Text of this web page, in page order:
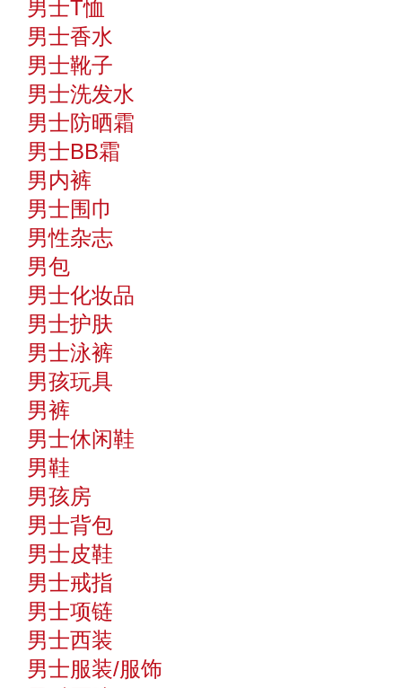
男士T恤
男士香水
男士靴子
男士洗发水
男士防晒霜
男士BB霜
男内裤
男士围巾
男性杂志
男包
男士化妆品
男士护肤
男士泳裤
男孩玩具
男裤
男士休闲鞋
男鞋
男孩房
男士背包
男士皮鞋
男士戒指
男士项链
男士西装
男士服装/服饰